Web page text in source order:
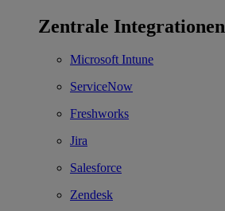
Zentrale Integrationen
Microsoft Intune
ServiceNow
Freshworks
Jira
Salesforce
Zendesk